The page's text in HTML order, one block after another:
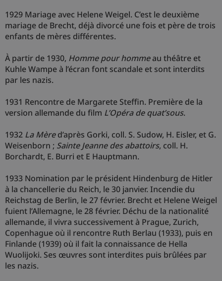
1929 Mariage avec Helene Weigel. C’est le deuxième
mariage de Brecht, déjà divorcé une fois et père de trois
enfants de mères différentes.
À partir de 1930, Homme pour hommeau théâtre et
Kuhle Wampe à l’écran font scandale et sont interdits
par les nazis.
1931 Rencontre de Margarete Steffin. Première de la
version allemande du film L’Opéra de quat’sous.
1932 La Mèred’après Gorki, coll. S. Sudow, H. Eisler, et G.
Weisenborn ; Sainte Jeanne des abattoirs, coll. H.
Borchardt, E. Burri et E Hauptmann.
1933 Nomination par le président Hindenburg de Hitler
à la chancellerie du Reich, le 30 janvier. Incendie du
Reichstag de Berlin, le 27 février. Brecht et Helene Weigel
fuient l’Allemagne, le 28 février. Déchu de la nationalité
allemande, il vivra successivement à Prague, Zurich,
Copenhague où il rencontre Ruth Berlau (1933), puis en
Finlande (1939) où il fait la connaissance de Hella
Wuolijoki. Ses œuvres sont interdites puis brûlées par
les nazis.